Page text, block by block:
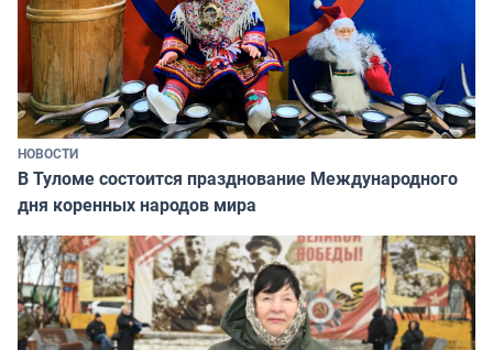
НОВОСТИ
В Туломе состоится празднование Международного
дня коренных народов мира